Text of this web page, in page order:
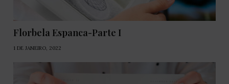
Florbela Espanca-Parte I
1 DE JANEIRO, 2022